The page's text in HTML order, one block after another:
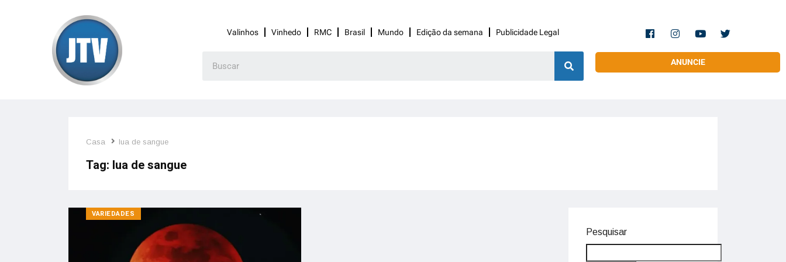
Valinhos Vinhedo RMC Brasil Mundo Edição da semana Publicidade Legal
ANUNCIE
Casa lua de sangue
Tag: lua de sangue
VARIEDADES
Pesquisar